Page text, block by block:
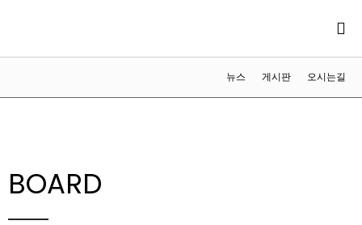
뉴스 게시판 오시는길
BOARD